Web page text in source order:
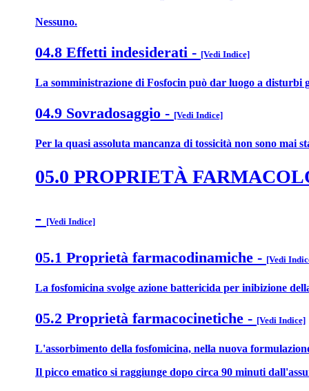
Nessuno.
04.8 Effetti indesiderati - [Vedi Indice]
La somministrazione di Fosfocin può dar luogo a disturbi
04.9 Sovradosaggio - [Vedi Indice]
Per la quasi assoluta mancanza di tossicità non sono mai
05.0 PROPRIETÀ
- [Vedi Indice]
05.1 Proprietà farmacodinamiche - [Vedi
La fosfomicina svolge azione battericida per inibizione
05.2 Proprietà farmacocinetiche - [Vedi Indice]
L'assorbimento della fosfomicina, nella nuova
Il picco ematico si raggiunge dopo circa 90 minuti